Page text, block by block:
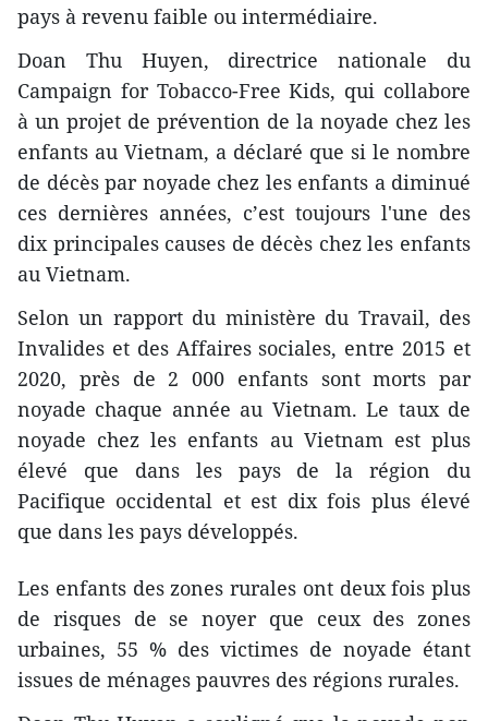
pays à revenu faible ou intermédiaire.
Doan Thu Huyen, directrice nationale du
Campaign for Tobacco-Free Kids, qui collabore
à un projet de prévention de la noyade chez les
enfants au Vietnam, a déclaré que si le nombre
de décès par noyade chez les enfants a diminué
ces dernières années, c’est toujours l'une des
dix principales causes de décès chez les enfants
au Vietnam.
Selon un rapport du ministère du Travail, des
Invalides et des Affaires sociales, entre 2015 et
2020, près de 2 000 enfants sont morts par
noyade chaque année au Vietnam. Le taux de
noyade chez les enfants au Vietnam est plus
élevé que dans les pays de la région du
Pacifique occidental et est dix fois plus élevé
que dans les pays développés.
Les enfants des zones rurales ont deux fois plus
de risques de se noyer que ceux des zones
urbaines, 55 % des victimes de noyade étant
issues de ménages pauvres des régions rurales.